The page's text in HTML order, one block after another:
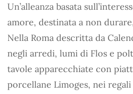
Un’alleanza basata
amore, destinata a non
Nella Roma descritta da
negli arredi, lumi di Flos e
tavole apparecchiate con
porcellane Limoges, nei